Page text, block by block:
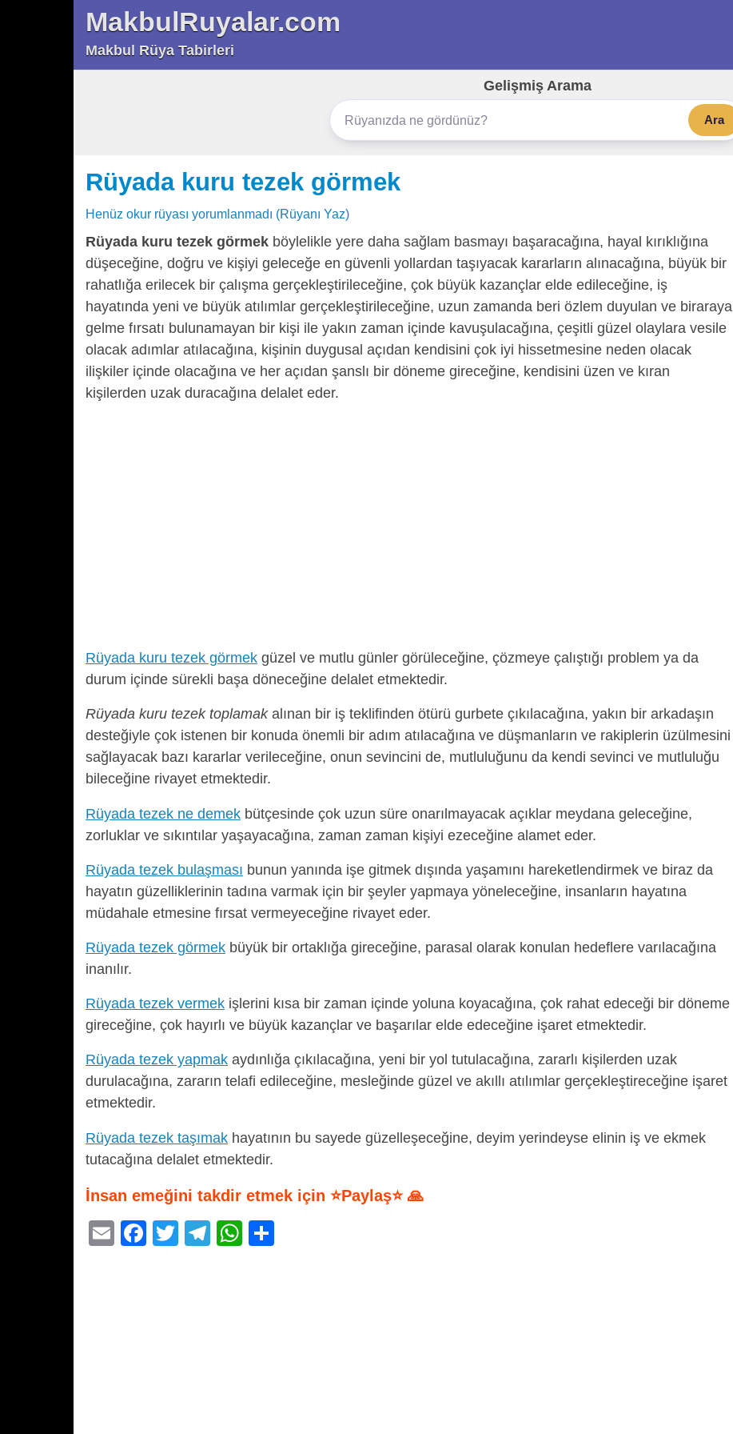
MakbulRuyalar.com
Makbul Rüya Tabirleri
Gelişmiş Arama
Ara
Rüyada kuru tezek görmek
Henüz okur rüyası yorumlanmadı (Rüyanı Yaz)
Rüyada kuru tezek görmek böylelikle yere daha sağlam basmayı başaracağına, hayal kırıklığına
düşeceğine, doğru ve kişiyi geleceğe en güvenli yollardan taşıyacak kararların alınacağına, büyük bir
rahatlığa erilecek bir çalışma gerçekleştirileceğine, çok büyük kazançlar elde edileceğine, iş
hayatında yeni ve büyük atılımlar gerçekleştirileceğine, uzun zamanda beri özlem duyulan ve biraraya
gelme fırsatı bulunamayan bir kişi ile yakın zaman içinde kavuşulacağına, çeşitli güzel olaylara vesile
olacak adımlar atılacağına, kişinin duygusal açıdan kendisini çok iyi hissetmesine neden olacak
ilişkiler içinde olacağına ve her açıdan şanslı bir döneme gireceğine, kendisini üzen ve kıran
kişilerden uzak duracağına delalet eder.
Rüyada kuru tezek görmek güzel ve mutlu günler görüleceğine, çözmeye çalıştığı problem ya da
durum içinde sürekli başa döneceğine delalet etmektedir.
Rüyada kuru tezek toplamakalınan bir iş teklifinden ötürü gurbete çıkılacağına, yakın bir arkadaşın
desteğiyle çok istenen bir konuda önemli bir adım atılacağına ve düşmanların ve rakiplerin üzülmesini
sağlayacak bazı kararlar verileceğine, onun sevincini de, mutluluğunu da kendi sevinci ve mutluluğu
bileceğine rivayet etmektedir.
Rüyada tezek ne demek bütçesinde çok uzun süre onarılmayacak açıklar meydana geleceğine,
zorluklar ve sıkıntılar yaşayacağına, zaman zaman kişiyi ezeceğine alamet eder.
Rüyada tezek bulaşması bunun yanında işe gitmek dışında yaşamını hareketlendirmek ve biraz da
hayatın güzelliklerinin tadına varmak için bir şeyler yapmaya yöneleceğine, insanların hayatına
müdahale etmesine fırsat vermeyeceğine rivayet eder.
Rüyada tezek görmek büyük bir ortaklığa gireceğine, parasal olarak konulan hedeflere varılacağına
inanılır.
Rüyada tezek vermek işlerini kısa bir zaman içinde yoluna koyacağına, çok rahat edeceği bir döneme
gireceğine, çok hayırlı ve büyük kazançlar ve başarılar elde edeceğine işaret etmektedir.
Rüyada tezek yapmak aydınlığa çıkılacağına, yeni bir yol tutulacağına, zararlı kişilerden uzak
durulacağına, zararın telafi edileceğine, mesleğinde güzel ve akıllı atılımlar gerçekleştireceğine işaret
etmektedir.
Rüyada tezek taşımak hayatının bu sayede güzelleşeceğine, deyim yerindeyse elinin iş ve ekmek
tutacağına delalet etmektedir.
İnsan emeğini takdir etmek için ⭐Paylaş⭐ 🙏
E
F
T
T
W